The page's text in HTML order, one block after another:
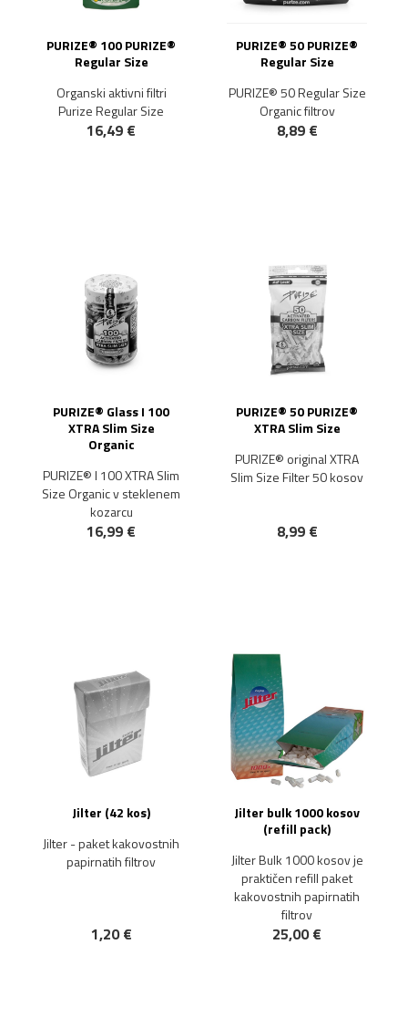
PURIZE® 100 PURIZE®
Regular Size
Organski aktivni filtri
Purize Regular Size
16,49 €
PURIZE® 50 PURIZE®
Regular Size
PURIZE® 50 Regular Size
Organic filtrov
8,89 €
PURIZE® Glass I 100
XTRA Slim Size
Organic
PURIZE® I 100 XTRA Slim
Size Organic v steklenem
kozarcu
16,99 €
PURIZE® 50 PURIZE®
XTRA Slim Size
PURIZE® original XTRA
Slim Size Filter 50 kosov
8,99 €
Jilter (42 kos)
Jilter - paket kakovostnih
papirnatih filtrov
1,20 €
Jilter bulk 1000 kosov
(refill pack)
Jilter Bulk 1000 kosov je
praktičen refill paket
kakovostnih papirnatih
filtrov
25,00 €